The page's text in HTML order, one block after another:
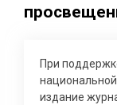
При
издание